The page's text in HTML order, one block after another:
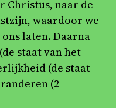
Christus, naar de
waardoor we
laten. Daarna
staat van het
(de staat
(2